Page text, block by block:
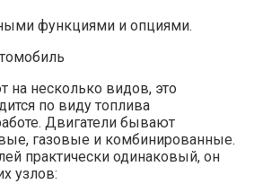
функциями и опциями.
на несколько видов, это
по виду топлива
Двигатели бывают
газовые и комбинированные.
практически одинаковый, он
узлов: